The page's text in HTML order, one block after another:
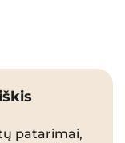
patarimai,